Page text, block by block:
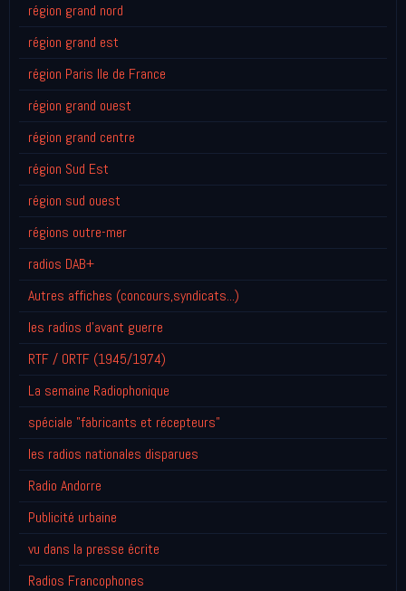
région grand nord
région grand est
région Paris Ile de France
région grand ouest
région grand centre
région Sud Est
région sud ouest
régions outre-mer
radios DAB+
Autres affiches (concours,syndicats...)
les radios d'avant guerre
RTF / ORTF (1945/1974)
La semaine Radiophonique
spéciale "fabricants et récepteurs"
les radios nationales disparues
Radio Andorre
Publicité urbaine
vu dans la presse écrite
Radios Francophones